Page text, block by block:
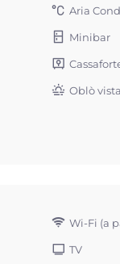
Aria
Minibar
Oblò
Wi-Fi (a
TV